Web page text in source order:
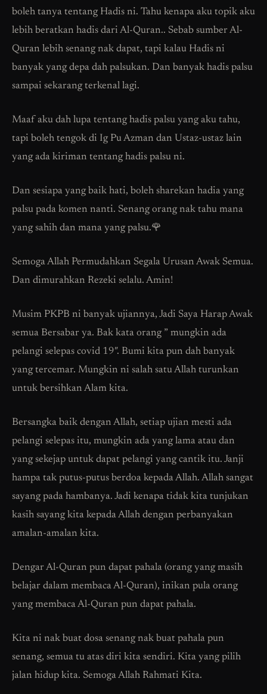
boleh tanya tentang Hadis ni. Tahu kenapa aku topik aku
lebih beratkan hadis dari Al-Quran.. Sebab sumber Al-
Quran lebih senang nak dapat, tapi kalau Hadis ni
banyak yang depa dah palsukan. Dan banyak hadis palsu
sampai sekarang terkenal lagi.
Maaf aku dah lupa tentang hadis palsu yang aku tahu,
tapi boleh tengok di Ig Pu Azman dan Ustaz-ustaz lain
yang ada kiriman tentang hadis palsu ni.
Dan sesiapa yang baik hati, boleh sharekan hadia yang
palsu pada komen nanti. Senang orang nak tahu mana
yang sahih dan mana yang palsu.🌹
Semoga Allah Permudahkan Segala Urusan Awak Semua.
Dan dimurahkan Rezeki selalu. Amin!
Musim PKPB ni banyak ujiannya, Jadi Saya Harap Awak
semua Bersabar ya. Bak kata orang ” mungkin ada
pelangi selepas covid 19″. Bumi kita pun dah banyak
yang tercemar. Mungkin ni salah satu Allah turunkan
untuk bersihkan Alam kita.
Bersangka baik dengan Allah, setiap ujian mesti ada
pelangi selepas itu, mungkin ada yang lama atau dan
yang sekejap untuk dapat pelangi yang cantik itu. Janji
hampa tak putus-putus berdoa kepada Allah. Allah sangat
sayang pada hambanya. Jadi kenapa tidak kita tunjukan
kasih sayang kita kepada Allah dengan perbanyakan
amalan-amalan kita.
Dengar Al-Quran pun dapat pahala (orang yang masih
belajar dalam membaca Al-Quran), inikan pula orang
yang membaca Al-Quran pun dapat pahala.
Kita ni nak buat dosa senang nak buat pahala pun
senang, semua tu atas diri kita sendiri. Kita yang pilih
jalan hidup kita. Semoga Allah Rahmati Kita.